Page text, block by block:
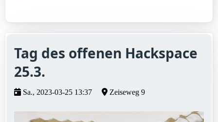
Tag des offenen Hackspace
25.3.
Sa., 2023-03-25 13:37 Zeiseweg 9